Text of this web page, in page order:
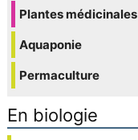
Plantes médicinales
Aquaponie
Permaculture
En biologie